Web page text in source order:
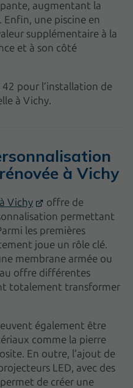
augmentant la
Enfin, une piscine en
supplémentaire à la
et à son côté
42 pour l’installation de
à Vichy.
à Vichy
Vichy
offre de
permettant
les premières
joue un rôle clé.
membrane armée ou
offre différentes
totalement transformer
également être
comme la pierre
En outre, l’ajout de
LED, avec des
de créer une